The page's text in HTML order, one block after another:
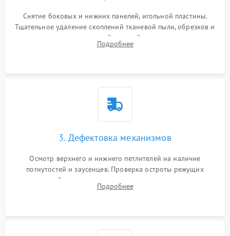
Снятие боковых и нижних панелей, игольной пластины.
Тщательное удаление скоплений тканевой пыли, обрезков и
очесов из зоны петлителей и ножей с помощью жестких
кистей, пинцета и потока сжатого воздуха.
Подробнее
3. Дефектовка механизмов
Осмотр верхнего и нижнего петлителей на наличие
погнутостей и заусенцев. Проверка остроты режущих
кромок ножей, состояния приводного ремня, электромотора
и механизма дифференциальной подачи ткани.
Подробнее